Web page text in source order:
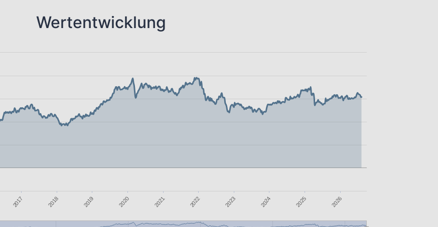
Wertentwicklung
2017 2018 2019 2020 2021 2022 2023 2024 2025 2026